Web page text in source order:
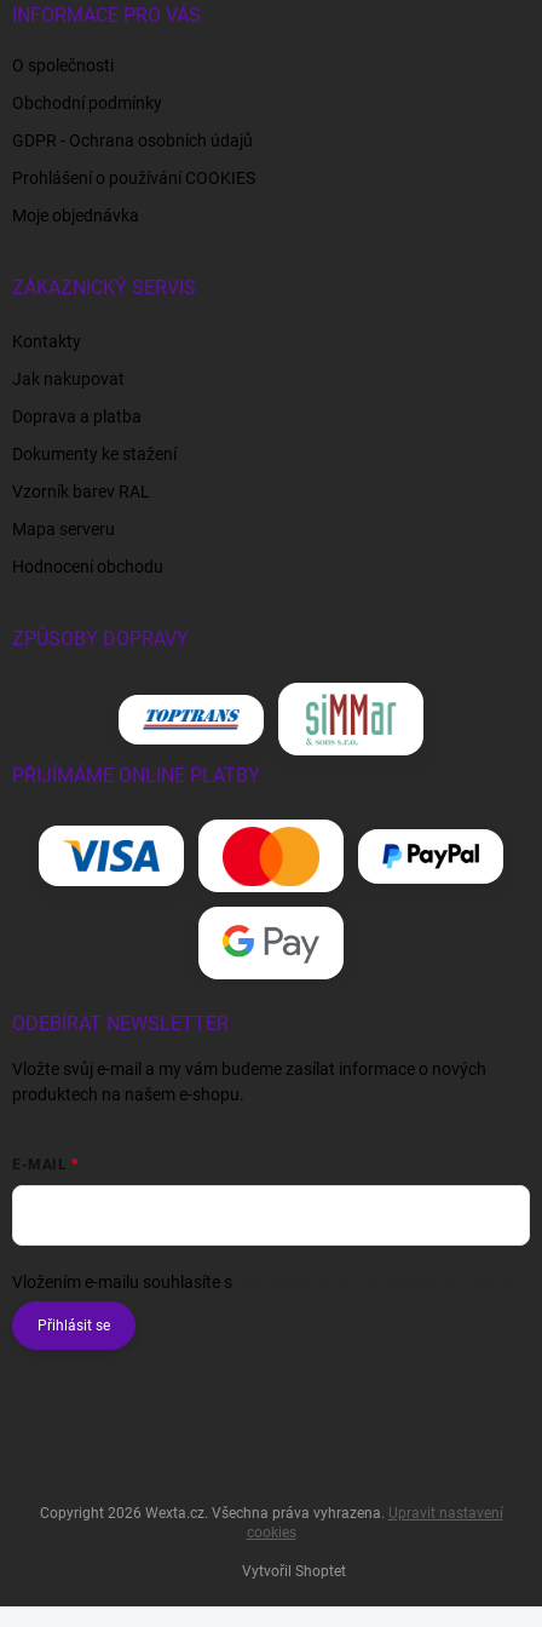
INFORMACE PRO VÁS
O společnosti
Obchodní podmínky
GDPR - Ochrana osobních údajů
Prohlášení o používání COOKIES
Moje objednávka
ZÁKAZNICKÝ SERVIS
Kontakty
Jak nakupovat
Doprava a platba
Dokumenty ke stažení
Vzorník barev RAL
Mapa serveru
Hodnocení obchodu
ZPŮSOBY DOPRAVY
PŘIJÍMÁME ONLINE PLATBY
ODEBÍRAT NEWSLETTER
Vložte svůj e-mail a my vám budeme zasílat informace o nových
produktech na našem e-shopu.
E-MAIL
Vložením e-mailu souhlasíte s
Přihlásit se
Vytvořil Shoptet
Copyright 2026 Wexta.cz. Všechna práva vyhrazena. Upravit nastavení
cookies